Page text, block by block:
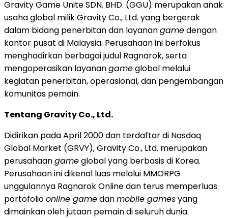
Gravity Game Unite SDN. BHD. (GGU) merupakan anak
usaha global milik Gravity Co., Ltd. yang bergerak
dalam bidang penerbitan dan layanangamedengan
kantor pusat di Malaysia. Perusahaan ini berfokus
menghadirkan berbagai judul Ragnarok, serta
mengoperasikan layanangameglobal melalui
kegiatan penerbitan, operasional, dan pengembangan
komunitas pemain.
Tentang Gravity Co., Ltd.
Didirikan pada April 2000 dan terdaftar di Nasdaq
Global Market (GRVY), Gravity Co., Ltd. merupakan
perusahaangameglobal yang berbasis di Korea.
Perusahaan ini dikenal luas melalui MMORPG
unggulannya Ragnarok Online dan terus memperluas
portofolioonline gamedanmobile gamesyang
dimainkan oleh jutaan pemain di seluruh dunia.